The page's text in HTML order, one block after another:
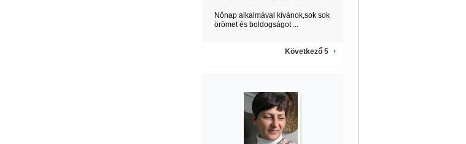
Nőnap alkalmával kívánok,sok sok
örömet és boldogságot ...
Következő 5